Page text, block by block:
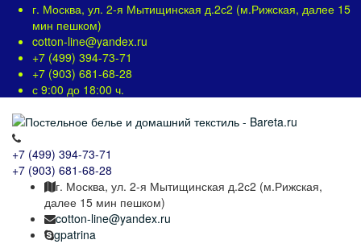
г. Москва, ул. 2-я Мытищинская д.2с2 (м.Рижская, далее 15
мин пешком)
cotton-line@yandex.ru
+7 (499) 394-73-71
+7 (903) 681-68-28
с 9:00 до 18:00 ч.
+7 (499) 394-73-71
+7 (903) 681-68-28
г. Москва, ул. 2-я Мытищинская д.2с2 (м.Рижская,
далее 15 мин пешком)
cotton-line@yandex.ru
gpatrina